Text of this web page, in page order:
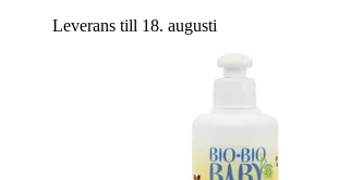
Leverans till 18. augusti